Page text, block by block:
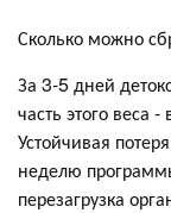
Сколько можно
За 3-5 дней
часть этого веса
Устойчивая
неделю
перезагрузка